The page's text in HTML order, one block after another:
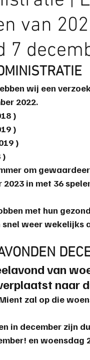
2019 zwarte
toernooiverslag
scorende elementen
van
7
wij een
2022.
)
)
)
)
om
in met 36
met hun
weer wekelijks
van
naar
zal op die
in december zijn
en woensdag